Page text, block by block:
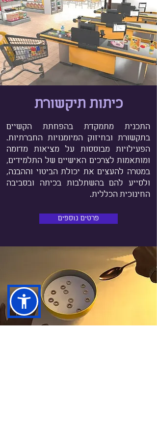
כיתות תיקשורת
התכנית מתמקדת בהפחתת הקשיים
בתקשורת ובחיזוק המיומנויות החברתיות.
הפעילויות מבוססות על מציאות מדומה
ומותאמות לצרכים האישיים של התלמידים,
במטרה להעצים את יכולת הביטוי וההבנה,
ולסייע להם בהשתלבות בכיתה ובסביבה
החינוכית הכללית.
פרטים נוספים